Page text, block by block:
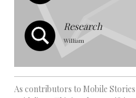
Research
William
As contributors to Mobile